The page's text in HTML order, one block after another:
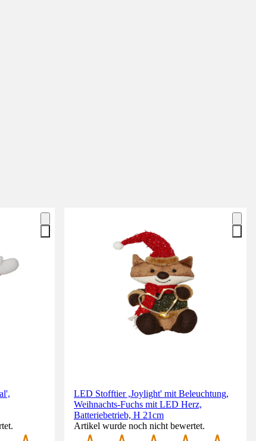
LED Stofftier ,Joylight' mit Beleuchtung,
Weihnachts-Fuchs mit LED Herz,
Batteriebetrieb, H 21cm
Artikel wurde noch nicht bewertet.